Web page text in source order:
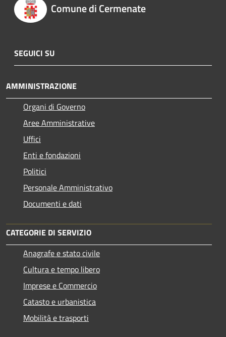
Comune di Cermenate
SEGUICI SU
AMMINISTRAZIONE
Organi di Governo
Aree Amministrative
Uffici
Enti e fondazioni
Politici
Personale Amministrativo
Documenti e dati
CATEGORIE DI SERVIZIO
Anagrafe e stato civile
Cultura e tempo libero
Imprese e Commercio
Catasto e urbanistica
Mobilità e trasporti